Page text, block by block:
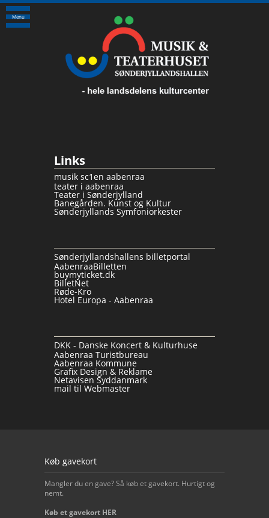
Menu
Links
musik sc1en aabenraa
teater i aabenraa
Teater i Sønderjylland
Banegården. Kunst og Kultur
Sønderjyllands Symfoniorkester
Sønderjyllandshallens billetportal
AabenraaBilletten
buymyticket.dk
BilletNet
Røde-Kro
Hotel Europa - Aabenraa
DKK - Danske Koncert & Kulturhuse
Aabenraa Turistbureau
Aabenraa Kommune
Grafix Design & Reklame
Netavisen Syddanmark
mail til Webmaster
Køb gavekort
Mangler du en gave? Så køb et gavekort. Hurtigt og
nemt.
Køb et gavekort HER